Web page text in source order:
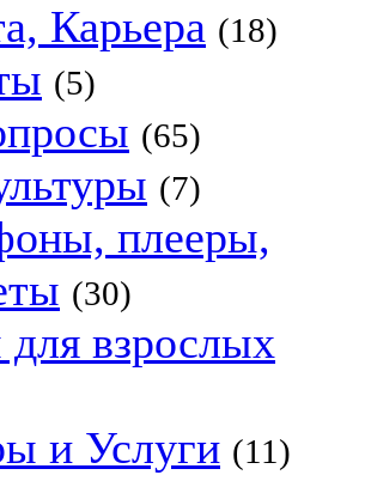
Карьера (18)
(5)
(65)
(7)
плееры,
(30)
взрослых
и Услуги (11)